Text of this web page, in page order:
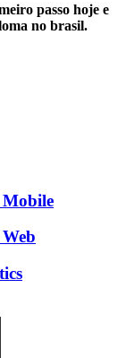
passo hoje e
no brasil.